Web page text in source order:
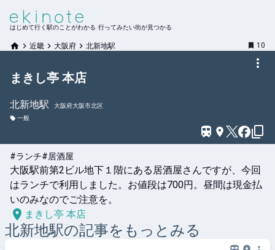
はじめて行く駅のことがわかる 行ってみたい街が見つかる
近畿 大阪府 北新地駅 10
まきし亭 本店
北新地駅
大阪府大阪市北区
一般
#ランチ#居酒屋
大阪駅前第2ビル地下１階にある居酒屋さんですが、今回
はランチで利用しました。お値段は700円。昼間は現金払
いのみなのでご注意を。
まきし亭 本店
北新地駅の記事をもっとみる